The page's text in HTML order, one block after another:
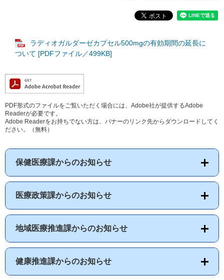
ラディオガルダーゼカプセル500mgの有効期間の延長に
ついて [PDFファイル／499KB]
PDF形式のファイルをご覧いただく場合には、Adobe社が提供するAdobe
Readerが必要です。
Adobe Readerをお持ちでない方は、バナーのリンク先からダウンロードしてく
ださい。（無料）
保健医療課からのお知らせ
医療政策課からのお知らせ
地域医療推進課からのお知らせ
健康推進課からのお知らせ